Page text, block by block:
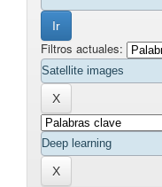
Filtros actuales: